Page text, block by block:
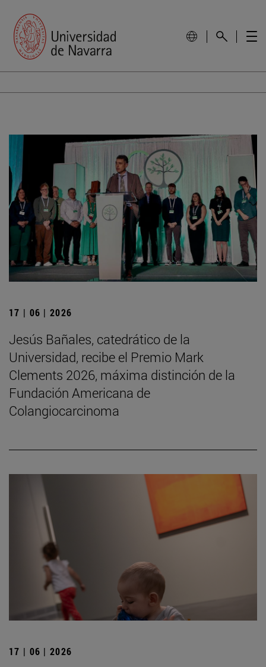
17 | 06 | 2026
Jesús Bañales, catedrático de la
Universidad, recibe el Premio Mark
Clements 2026, máxima distinción de la
Fundación Americana de
Colangiocarcinoma
17 | 06 | 2026